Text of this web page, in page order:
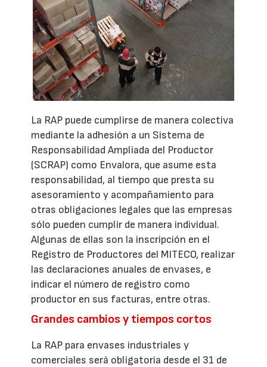
La RAP puede cumplirse de manera colectiva
mediante la adhesión a un Sistema de
Responsabilidad Ampliada del Productor
(SCRAP) como Envalora, que asume esta
responsabilidad, al tiempo que presta su
asesoramiento y acompañamiento para
otras obligaciones legales que las empresas
sólo pueden cumplir de manera individual.
Algunas de ellas son la inscripción en el
Registro de Productores del MITECO, realizar
las declaraciones anuales de envases, e
indicar el número de registro como
productor en sus facturas, entre otras.
Grandes cambios y tiempos cortos
La RAP para envases industriales y
comerciales será obligatoria desde el 31 de